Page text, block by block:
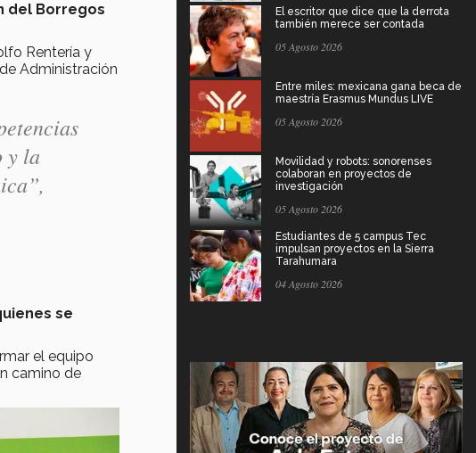
del Borregos
Rentería y
Administración
y la
se
el equipo
camino de
El escritor que dice que la derrota
también merece ser contada
05 Agosto 2026
Entre miles: mexicana gana beca de
maestría Erasmus Mundus LIVE
05 Agosto 2026
Movilidad y robots: sonorenses
colaboran en proyectos de
investigación
05 Agosto 2026
Estudiantes de 5 campus Tec
impulsan proyectos en la Sierra
Tarahumara
04 Agosto 2026